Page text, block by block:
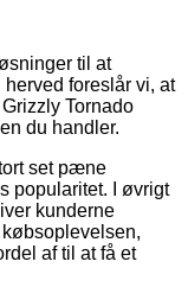
til at
foreslår vi, at
Tornado
du handler.
set pæne
popularitet. I øvrigt
kunderne
af til at få et